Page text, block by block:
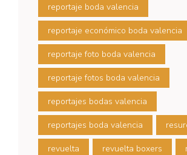
reportaje boda valencia
reportaje económico boda valencia
reportaje foto boda valencia
reportaje fotos boda valencia
reportajes bodas valencia
reportajes boda valencia
revuelta revuelta boxers